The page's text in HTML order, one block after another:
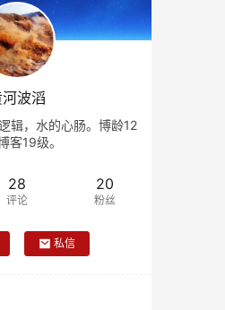
波滔
辑，水的心肠。博龄12
客19级。
28
评论
20
粉丝
私信